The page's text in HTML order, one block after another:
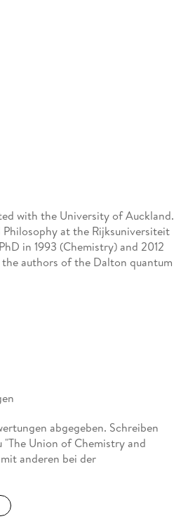
with the University of Auckland.
at the Rijksuniversiteit
in 1993 (Chemistry) and 2012
authors of the Dalton quantum
abgegeben. Schreiben
"The Union of Chemistry and
anderen bei der